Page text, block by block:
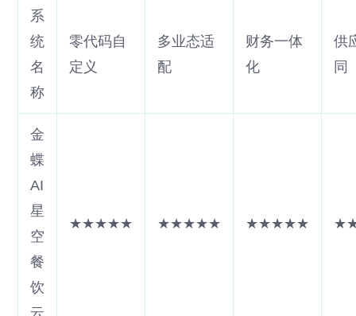
系
统
名
称
零代码自
定义
多业态适
配
财务一体
化
供
同
金
蝶
AI
星
空
餐
饮
★★★★★ ★★★★★ ★★★★★